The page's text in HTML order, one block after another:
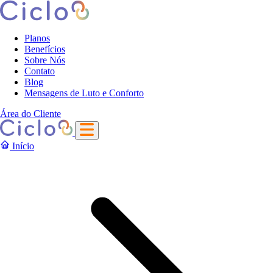
Planos
Benefícios
Sobre Nós
Contato
Blog
Mensagens de Luto e Conforto
Área do Cliente
Início